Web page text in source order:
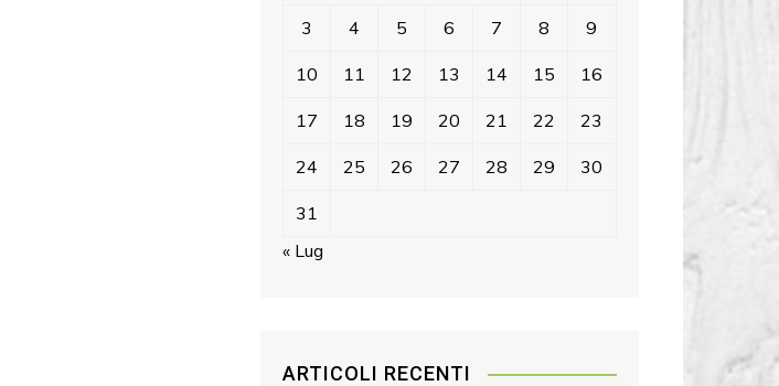
3 4 5 6 7 8 9
10 11 12 13 14 15 16
17 18 19 20 21 22 23
24 25 26 27 28 29 30
31
« Lug
ARTICOLI RECENTI